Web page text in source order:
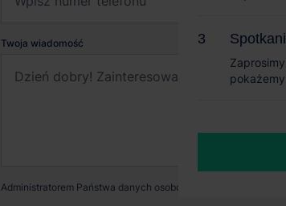
Twoja wiadomość
Administratorem Państwa danych osobowych jest CBRE sp. z